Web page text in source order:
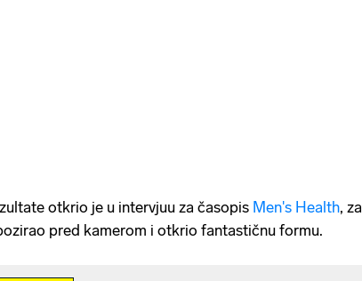
otkrio je u intervjuu za časopis Men's Health, za
pred kamerom i otkrio fantastičnu formu.